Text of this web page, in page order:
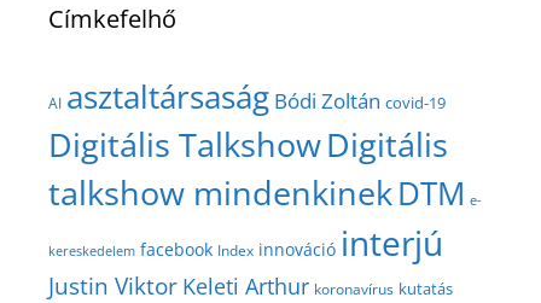
Címkefelhő
AI asztaltársaság Bódi Zoltán covid-19
Digitális TalkshowDigitális
talkshow mindenkinekDTM e-
kereskedelem facebook Index innováció interjú
Justin Viktor Keleti Arthur koronavírus kutatás